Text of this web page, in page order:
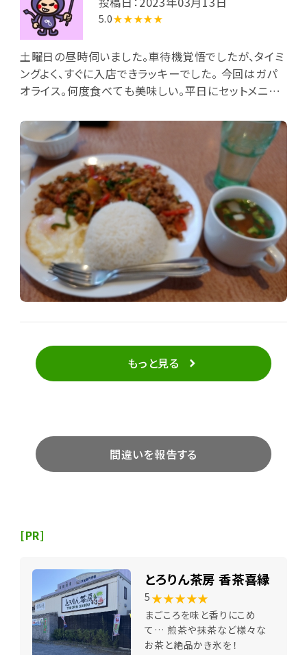
5.0★★★★★
土曜日の昼時伺いました。車待機覚悟でしたが、タイミ
ングよく、すぐに入店できラッキーでした。 今回はガパ
オライス。何度食べても美味しい。平日にセットメニュ
がいたいです。 何を頂いても美味しいはず。今から楽し
みです。
もっと見る
間違いを報告する
[PR]
とろりん茶房 香茶喜縁
5 ★★★★★
まごころを味と香りにこめ
て… 煎茶や抹茶など様々な
お茶と絶品かき氷を！